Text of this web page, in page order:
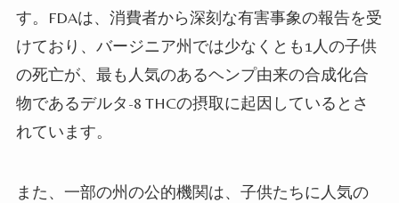
す。FDAは、消費者から深刻な有害事象の報告を受
けており、バージニア州では少なくとも1人の子供
の死亡が、最も人気のあるヘンプ由来の合成化合
物であるデルタ-8 THCの摂取に起因しているとさ
れています。
また、一部の州の公的機関は、子供たちに人気の